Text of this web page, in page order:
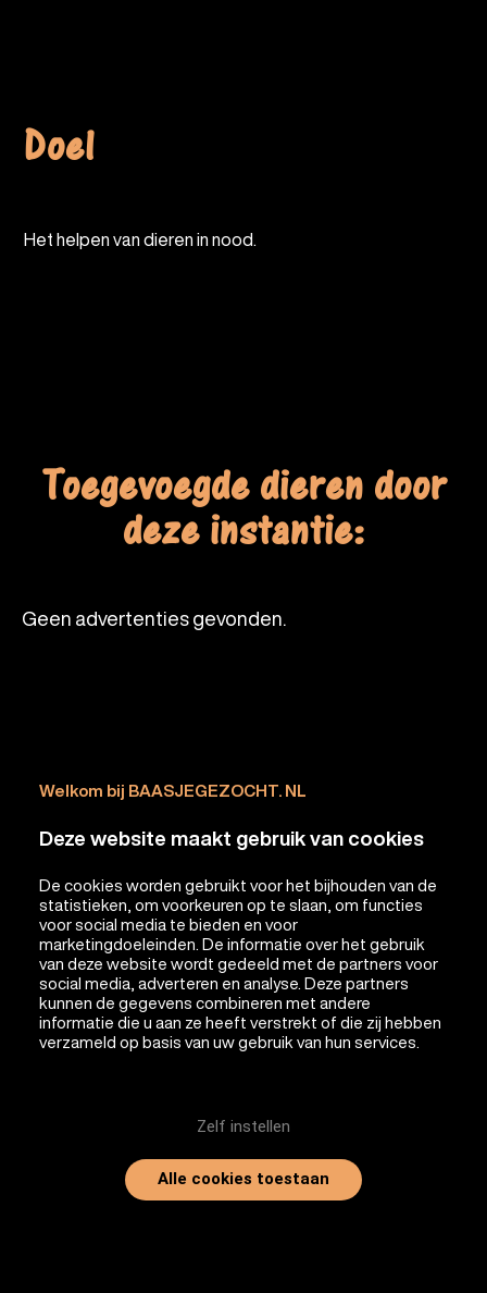
Welkom bij BAASJEGEZOCHT. NL
Deze website maakt gebruik van cookies
De cookies worden gebruikt voor het bijhouden van de
statistieken, om voorkeuren op te slaan, om functies
voor social media te bieden en voor
marketingdoeleinden. De informatie over het gebruik
van deze website wordt gedeeld met de partners voor
social media, adverteren en analyse. Deze partners
kunnen de gegevens combineren met andere
informatie die u aan ze heeft verstrekt of die zij hebben
verzameld op basis van uw gebruik van hun services.
Zelf instellen
Alle cookies toestaan
Doel
Het helpen van dieren in nood.
Toegevoegde dieren door
deze instantie:
Geen advertenties gevonden.